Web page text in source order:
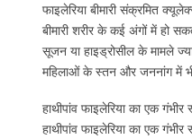
फाइलेरिया बीमारी संक्रमित
बीमारी शरीर के कई अंगों में हो
सूजन या हाइड्रोसील के मामले
महिलाओं के स्तन और जननांग में
हाथीपांव फाइलेरिया का एक गंभीर
हाथीपांव फाइलेरिया का एक